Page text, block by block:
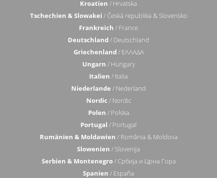
Kroatien / Hrvatska
Tschechien & Slowakei / Česká republika & Slovensko
Frankreich / France
Deutschland / Deutschland
Griechenland / ΕΛΛΑΔΑ
Ungarn / Hungary
Italien / Italia
Niederlande / Nederland
Nordic / Nordic
Polen / Polska
Portugal / Portugal
Rumänien & Moldawien / România & Moldova
Slowenien / Slovenija
Serbien & Montenegro/ Србија и Црна Гора
Spanien / España